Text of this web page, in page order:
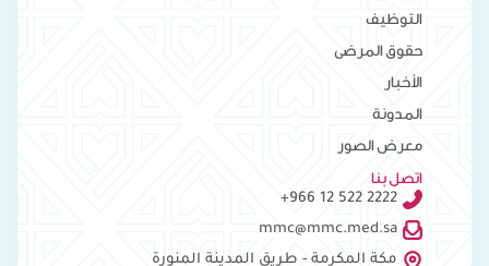
التوظيف
حقوق المرضى
الأخبار
المدونة
معرض الصور
اتصل بنا
+966 12 522 2222
mmc@mmc.med.sa
مكة المكرمة - طريق المدينة المنورة